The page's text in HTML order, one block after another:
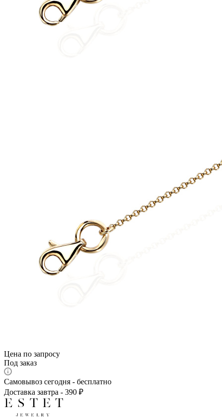
Цена по запросу
Под заказ
Самовывоз сегодня - бесплатно
Доставка завтра - 390 ₽